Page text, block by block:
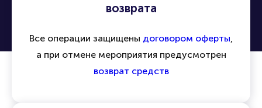
возврата
Все операции защищены договором оферты,
а при отмене мероприятия предусмотрен
возврат средств